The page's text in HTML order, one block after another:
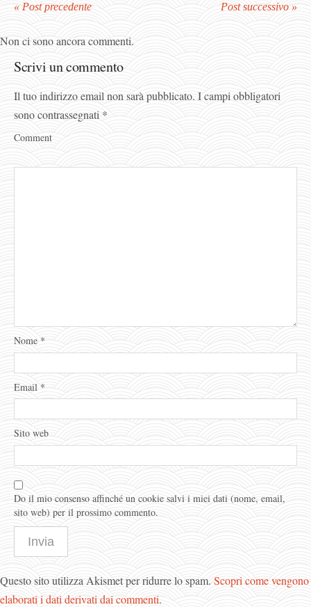
« Post precedente Post successivo »
Non ci sono ancora commenti.
Scrivi un commento
Il tuo indirizzo email non sarà pubblicato. I campi obbligatori
sono contrassegnati *
Comment
Nome *
Email *
Sito web
Do il mio consenso affinché un cookie salvi i miei dati (nome, email,
sito web) per il prossimo commento.
Questo sito utilizza Akismet per ridurre lo spam. Scopri come vengono
elaborati i dati derivati dai commenti.